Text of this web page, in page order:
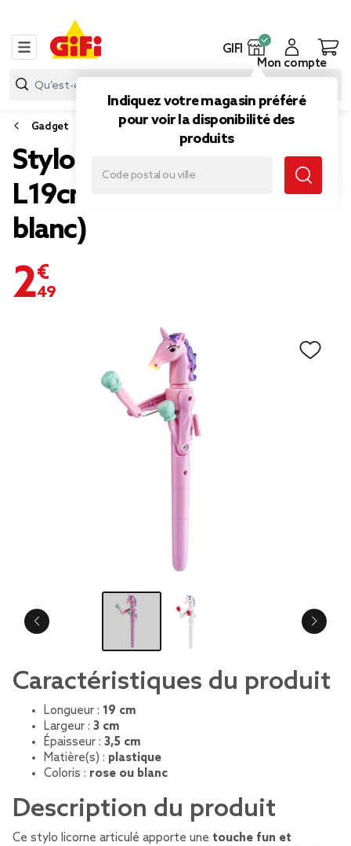
GIFI
Indiquez votre magasin préféré
pour voir la disponibilité des
produits
Mon compte
Gadget
Stylo LED licorne articulé
L19cm (2 modèles rose ou
blanc)
2,49 €
Caractéristiques du produit
Longueur : 19 cm
Largeur : 3 cm
Épaisseur : 3,5 cm
Matière(s) : plastique
Coloris : rose ou blanc
Description du produit
Ce stylo licorne articulé apporte une touche fun et